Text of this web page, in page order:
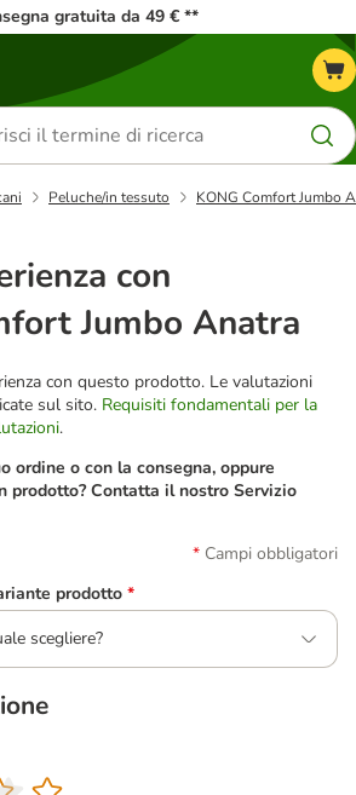
gratuita da 49 € **
Peluche/in tessuto KONG Comfort Jumbo
con
Jumbo Anatra
con questo prodotto. Le valutazioni
sul sito. Requisiti fondamentali per la
.
ordine o con la consegna, oppure
prodotto? Contatta il nostro Servizio
Campi obbligatori
prodotto *
scegliere?